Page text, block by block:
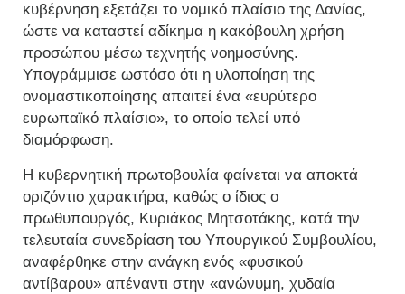
κυβέρνηση εξετάζει το νομικό πλαίσιο της Δανίας,
ώστε να καταστεί αδίκημα η κακόβουλη χρήση
προσώπου μέσω τεχνητής νοημοσύνης.
Υπογράμμισε ωστόσο ότι η υλοποίηση της
ονομαστικοποίησης απαιτεί ένα «ευρύτερο
ευρωπαϊκό πλαίσιο», το οποίο τελεί υπό
διαμόρφωση.
Η κυβερνητική πρωτοβουλία φαίνεται να αποκτά
οριζόντιο χαρακτήρα, καθώς ο ίδιος ο
πρωθυπουργός, Κυριάκος Μητσοτάκης, κατά την
τελευταία συνεδρίαση του Υπουργικού Συμβουλίου,
αναφέρθηκε στην ανάγκη ενός «φυσικού
αντίβαρου» απέναντι στην «ανώνυμη, χυδαία